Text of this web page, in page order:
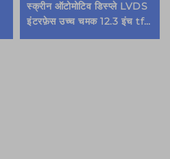
स्क्रीन ऑटोमोटिव डिस्प्ले LVDS
इंटरफ़ेस उच्च चमक 12.3 इंच tft
lcd मॉड्यूल